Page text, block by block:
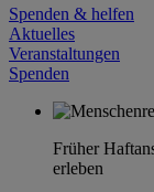
Spenden & helfen
Aktuelles
Veranstaltungen
Spenden
Früher
erleben